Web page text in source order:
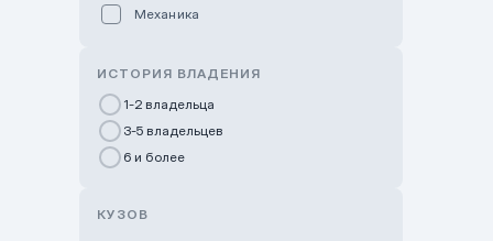
GWM Nurly Zhol
Chery Astana
Механика
ИСТОРИЯ ВЛАДЕНИЯ
1-2 владельца
3-5 владельцев
6 и более
КУЗОВ